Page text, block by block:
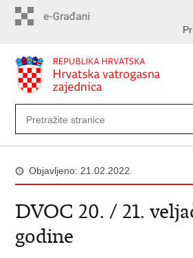
Objavljeno: 21.02.2022.
DVOC 20. / 21.
godine